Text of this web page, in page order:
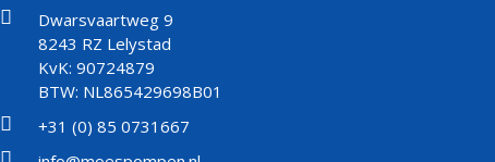
Dwarsvaartweg 9
8243 RZ Lelystad
KvK: 90724879
BTW: NL865429698B01
+31 (0) 85 0731667